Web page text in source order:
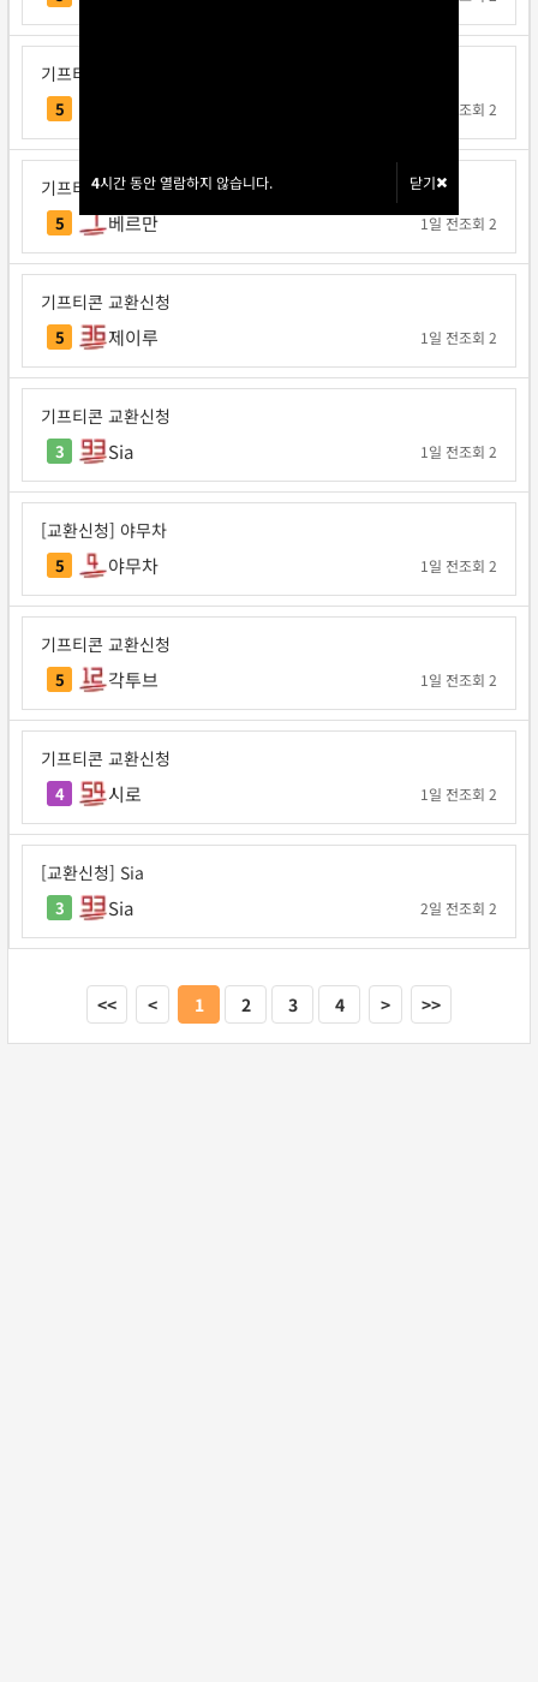
4시간 동안 열람하지 않습니다. 닫기
4시간 동안 열람하지 않습니다. 닫기
기프티콘 교환신청
5 조회 2
기프티콘 교환신청
5 베르만 1일 전조회 2
기프티콘 교환신청
5 제이루 1일 전조회 2
기프티콘 교환신청
3 Sia 1일 전조회 2
[교환신청] 야무차
5 야무차 1일 전조회 2
기프티콘 교환신청
5 각투브 1일 전조회 2
기프티콘 교환신청
4 시로 1일 전조회 2
[교환신청] Sia
3 Sia 2일 전조회 2
<< < 1 2 3 4 > >>